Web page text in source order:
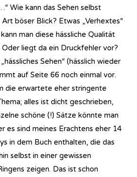
Wie kann das Sehen selbst
Art böser Blick? Etwas „Verhextes“
man diese hässliche Qualität
Oder liegt da ein Druckfehler vor?
Sehen“ (hässlich wieder
auf Seite 66 noch einmal vor.
die erwartete eher stringente
alles ist dicht geschrieben,
schöne (!) Sätze könnte man
es sind meines Erachtens eher 14
in dem Buch enthalten, die das
selbst in einer gewissen
zeigen. Das ist schon